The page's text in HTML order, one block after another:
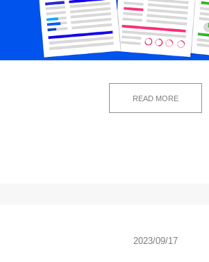
READ MORE
2023/09/17